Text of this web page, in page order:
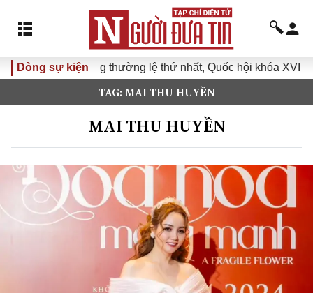
Dòng sự kiện
thường lệ thứ nhất, Quốc hội khóa XVI Đưa Nghị
TAG: MAI THU HUYỀN
MAI THU HUYỀN